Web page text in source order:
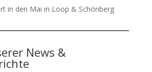
in den Mai in Loop & Schönberg
News &